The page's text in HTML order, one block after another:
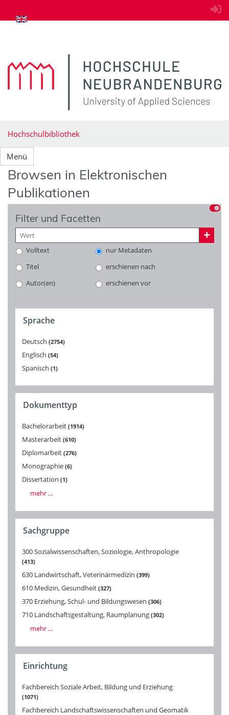
zum Inhalt springen
Hochschulbibliothek
Menü
Browsen in Elektronischen
Publikationen
Filter und Facetten
Volltext
nur Metadaten
Titel
erschienen nach
Autor(en)
erschienen vor
Sprache
Deutsch 2754
Englisch 54
Spanisch 1
Dokumenttyp
Bachelorarbeit 1914
Masterarbeit 610
Diplomarbeit 276
Monographie 6
Dissertation 1
mehr ...
Sachgruppe
300 Sozialwissenschaften, Soziologie, Anthropologie
413
630 Landwirtschaft, Veterinärmedizin 399
610 Medizin, Gesundheit 327
370 Erziehung, Schul- und Bildungswesen 306
710 Landschaftsgestaltung, Raumplanung 302
mehr ...
Einrichtung
Fachbereich Soziale Arbeit, Bildung und Erziehung
1071
Fachbereich Landschaftswissenschaften und Geomatik